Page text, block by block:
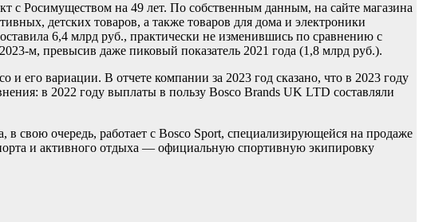
с Росимуществом на 49 лет. По собственным данным, на сайте магазина
детских товаров, а также товаров для дома и электроники
6,4 млрд руб., практически не изменившись по сравнению с
м, превысив даже пиковый показатель 2021 года (1,8 млрд руб.).
вариации. В отчете компании за 2023 год сказано, что в 2023 году
в 2022 году выплаты в пользу Bosco Brands UK LTD составляли
свою очередь, работает с Bosco Sport, специализирующейся на продаже
и активного отдыха — официальную спортивную экипировку